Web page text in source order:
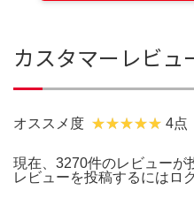
カスタマーレビュ
オススメ度 4点
現在、3270件のレビューが
レビューを投稿するには ロ